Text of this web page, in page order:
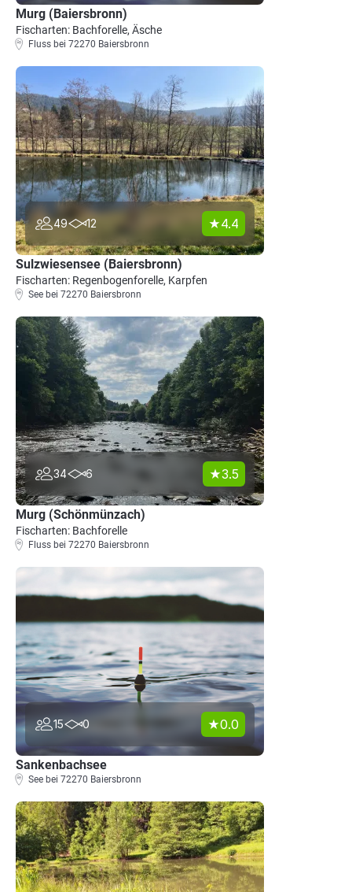
Murg (Baiersbronn)
Fischarten: Bachforelle, Äsche
Fluss bei 72270 Baiersbronn
49 12 4.4
Sulzwiesensee (Baiersbronn)
Fischarten: Regenbogenforelle, Karpfen
See bei 72270 Baiersbronn
34 6 3.5
Murg (Schönmünzach)
Fischarten: Bachforelle
Fluss bei 72270 Baiersbronn
15 0 0.0
Sankenbachsee
See bei 72270 Baiersbronn